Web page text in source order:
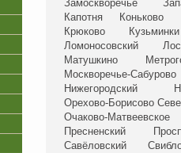
Замоскворечье
Капотня
Коньково
Крюково
Кузьминки
Ломоносовский
Матушкино
Москворечье-Сабурово
Нижегородский
Орехово-Борисово
Очаково-Матвеевское
Пресненский
Савёловский